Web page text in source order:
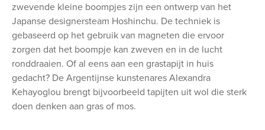
zwevende kleine boompjes zijn een ontwerp van het
Japanse designersteam Hoshinchu. De techniek is
gebaseerd op het gebruik van magneten die ervoor
zorgen dat het boompje kan zweven en in de lucht
ronddraaien. Of al eens aan een grastapijt in huis
gedacht? De Argentijnse kunstenares Alexandra
Kehayoglou brengt bijvoorbeeld tapijten uit wol die sterk
doen denken aan gras of mos.